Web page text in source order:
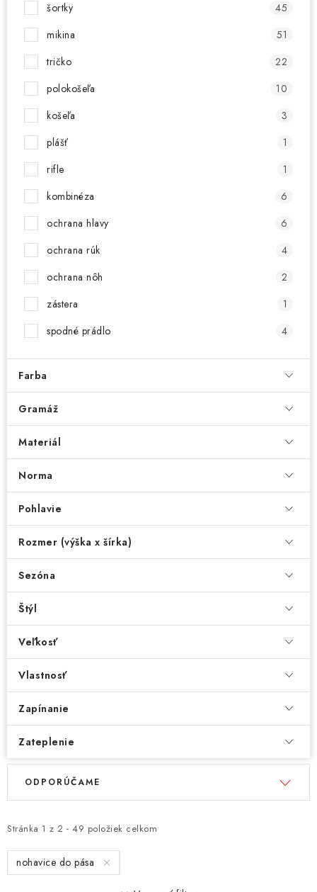
šortky
45
mikina
51
tričko
22
polokošeľa
10
košeľa
3
plášť
1
rifle
1
kombinéza
6
ochrana hlavy
6
ochrana rúk
4
ochrana nôh
2
zástera
1
spodné prádlo
4
Farba
Gramáž
Materiál
Norma
Pohlavie
Rozmer (výška x šírka)
Sezóna
Štýl
Veľkosť
Vlastnosť
Zapínanie
Zateplenie
V
i
s
p
Stránka 1 z 2 - 49 položiek celkom
R
e
n
i
ODPORÚČAME
nohavice do pása